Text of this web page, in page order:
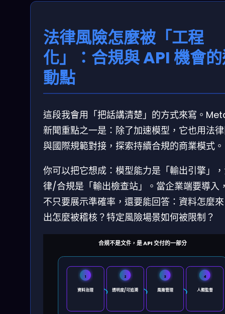
法律風險怎麼被「工程
化」：合規與 API 機會
動點
這段我會用「把話講清楚」的方式來寫。
新聞重點之一是：除了加速模型，它也用法
與國際規範對接，探索持續合規的商業模式。
你可以把它想成：模型能力是「輸出引擎」
律/合規是「輸出檢查站」。當企業端要導入
不只要展示準確率，還要能回答：資料怎麼
出怎麼被稽核？特定風險場景如何被限制？
合規不是文件，是 API 交付的一部分
1 2 3 4
資料治理 透明度/可追溯 風險管理 人類監督